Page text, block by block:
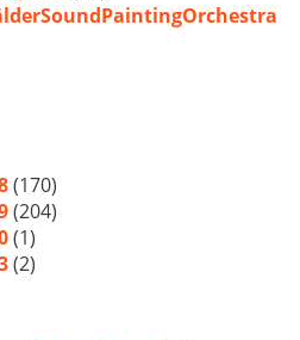
(170)
(204)
(1)
(2)